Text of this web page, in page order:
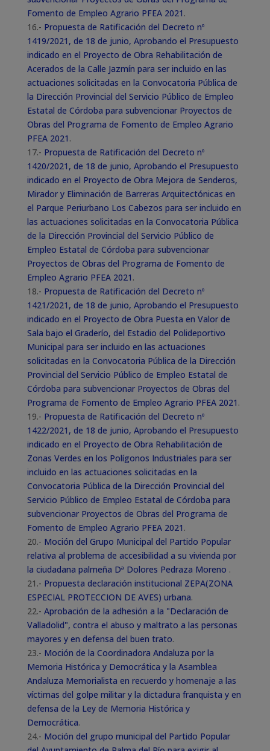
Fomento de Empleo Agrario PFEA 2021 .
16.- Propuesta de Ratificación del Decreto nº
1419/2021, de 18 de junio, Aprobando el Presupuesto
indicado en el Proyecto de Obra Rehabilitación de
Acerados de la Calle Jazmín para ser incluido en las
actuaciones solicitadas en la Convocatoria Pública de
la Dirección Provincial del Servicio Público de Empleo
Estatal de Córdoba para subvencionar Proyectos de
Obras del Programa de Fomento de Empleo Agrario
PFEA 2021 .
17.- Propuesta de Ratificación del Decreto nº
1420/2021, de 18 de junio, Aprobando el Presupuesto
indicado en el Proyecto de Obra Mejora de Senderos,
Mirador y Eliminación de Barreras Arquitectónicas en
el Parque Periurbano Los Cabezos para ser incluido en
las actuaciones solicitadas en la Convocatoria Pública
de la Dirección Provincial del Servicio Público de
Empleo Estatal de Córdoba para subvencionar
Proyectos de Obras del Programa de Fomento de
Empleo Agrario PFEA 2021 .
18.- Propuesta de Ratificación del Decreto nº
1421/2021, de 18 de junio, Aprobando el Presupuesto
indicado en el Proyecto de Obra Puesta en Valor de
Sala bajo el Graderío, del Estadio del Polideportivo
Municipal para ser incluido en las actuaciones
solicitadas en la Convocatoria Pública de la Dirección
Provincial del Servicio Público de Empleo Estatal de
Córdoba para subvencionar Proyectos de Obras del
Programa de Fomento de Empleo Agrario PFEA 2021 .
19.- Propuesta de Ratificación del Decreto nº
1422/2021, de 18 de junio, Aprobando el Presupuesto
indicado en el Proyecto de Obra Rehabilitación de
Zonas Verdes en los Polígonos Industriales para ser
incluido en las actuaciones solicitadas en la
Convocatoria Pública de la Dirección Provincial del
Servicio Público de Empleo Estatal de Córdoba para
subvencionar Proyectos de Obras del Programa de
Fomento de Empleo Agrario PFEA 2021 .
20.- Moción del Grupo Municipal del Partido Popular
relativa al problema de accesibilidad a su vivienda por
la ciudadana palmeña Dª Dolores Pedraza Moreno .
21.- Propuesta declaración institucional ZEPA(ZONA
ESPECIAL PROTECCION DE AVES) urbana.
22.- Aprobación de la adhesión a la "Declaración de
Valladolid", contra el abuso y maltrato a las personas
mayores y en defensa del buen trato.
23.- Moción de la Coordinadora Andaluza por la
Memoria Histórica y Democrática y la Asamblea
Andaluza Memorialista en recuerdo y homenaje a las
víctimas del golpe militar y la dictadura franquista y en
defensa de la Ley de Memoria Histórica y
Democrática.
24.- Moción del grupo municipal del Partido Popular